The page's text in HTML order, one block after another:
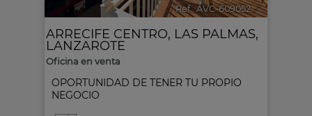
Ref.. AVC-609052 🔗
OPORTUNIDAD DE TENER TU PROPIO
NEGOCIO
ARRECIFE CENTRO, LAS PALMAS,
LANZAROTE
Oficina en venta